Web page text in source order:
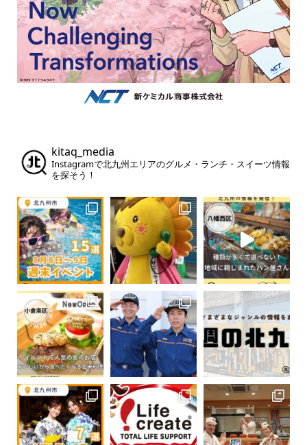
kitaq_media
Instagramで北九州エリアのグルメ・ランチ・スイーツ情報
を探そう！